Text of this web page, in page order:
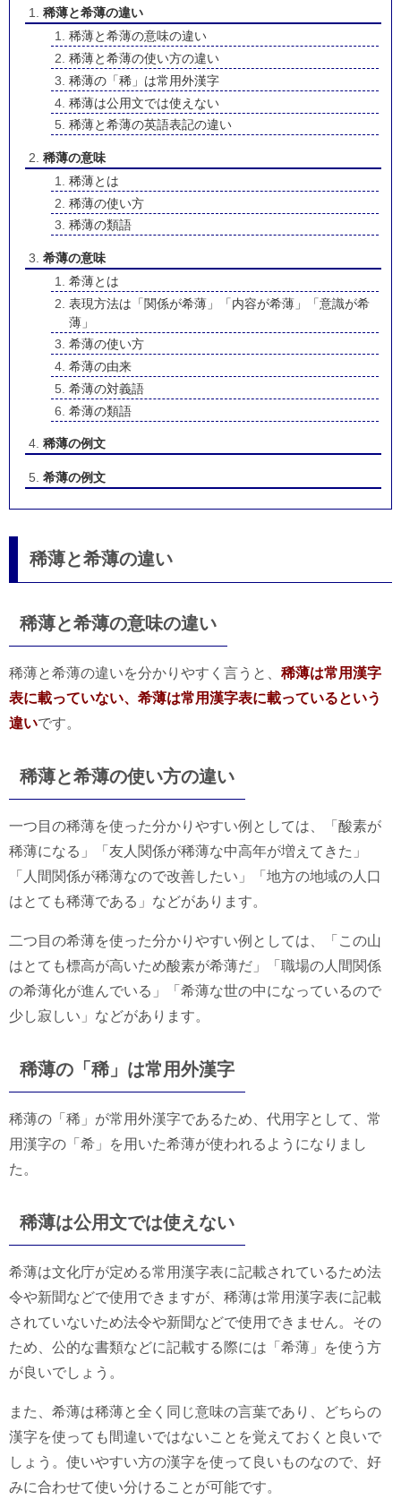
稀薄と希薄の違い
稀薄と希薄の意味の違い
稀薄と希薄の使い方の違い
稀薄の「稀」は常用外漢字
稀薄は公用文では使えない
稀薄と希薄の英語表記の違い
稀薄の意味
稀薄とは
稀薄の使い方
稀薄の類語
希薄の意味
希薄とは
表現方法は「関係が希薄」「内容が希薄」「意識が希
薄」
希薄の使い方
希薄の由来
希薄の対義語
希薄の類語
稀薄の例文
希薄の例文
稀薄と希薄の違い
稀薄と希薄の意味の違い
稀薄と希薄の違いを分かりやすく言うと、 稀薄は常用漢字
表に載っていない、希薄は常用漢字表に載っているという
違いです。
稀薄と希薄の使い方の違い
一つ目の稀薄を使った分かりやすい例としては、「酸素が
稀薄になる」「友人関係が稀薄な中高年が増えてきた」
「人間関係が稀薄なので改善したい」「地方の地域の人口
はとても稀薄である」などがあります。
二つ目の希薄を使った分かりやすい例としては、「この山
はとても標高が高いため酸素が希薄だ」「職場の人間関係
の希薄化が進んでいる」「希薄な世の中になっているので
少し寂しい」などがあります。
稀薄の「稀」は常用外漢字
稀薄の「稀」が常用外漢字であるため、代用字として、常
用漢字の「希」を用いた希薄が使われるようになりまし
た。
稀薄は公用文では使えない
希薄は文化庁が定める常用漢字表に記載されているため法
令や新聞などで使用できますが、稀薄は常用漢字表に記載
されていないため法令や新聞などで使用できません。その
ため、公的な書類などに記載する際には「希薄」を使う方
が良いでしょう。
また、希薄は稀薄と全く同じ意味の言葉であり、どちらの
漢字を使っても間違いではないことを覚えておくと良いで
しょう。使いやすい方の漢字を使って良いものなので、好
みに合わせて使い分けることが可能です。